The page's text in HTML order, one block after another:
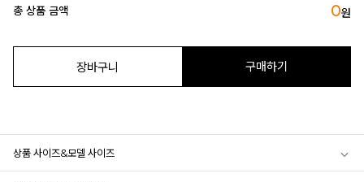
총 상품 금액 0원
장바구니 구매하기
상품 사이즈&모델 사이즈